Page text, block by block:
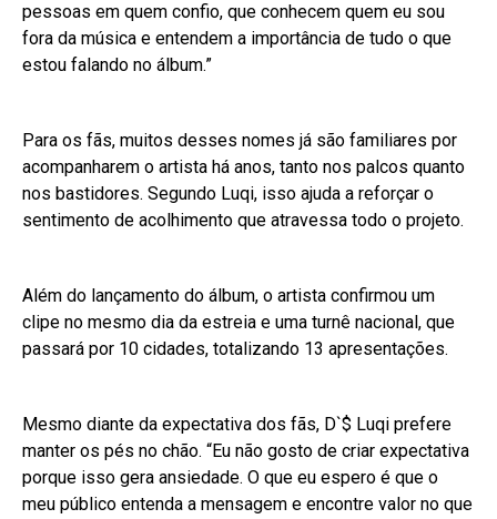
pessoas em quem confio, que conhecem quem eu sou
fora da música e entendem a importância de tudo o que
estou falando no álbum.”
Para os fãs, muitos desses nomes já são familiares por
acompanharem o artista há anos, tanto nos palcos quanto
nos bastidores. Segundo Luqi, isso ajuda a reforçar o
sentimento de acolhimento que atravessa todo o projeto.
Além do lançamento do álbum, o artista confirmou um
clipe no mesmo dia da estreia e uma turnê nacional, que
passará por 10 cidades, totalizando 13 apresentações.
Mesmo diante da expectativa dos fãs, D`$ Luqi prefere
manter os pés no chão. “Eu não gosto de criar expectativa
porque isso gera ansiedade. O que eu espero é que o
meu público entenda a mensagem e encontre valor no que